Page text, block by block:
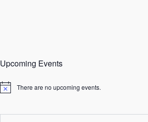
Upcoming Events
N
i
There are no upcoming events.